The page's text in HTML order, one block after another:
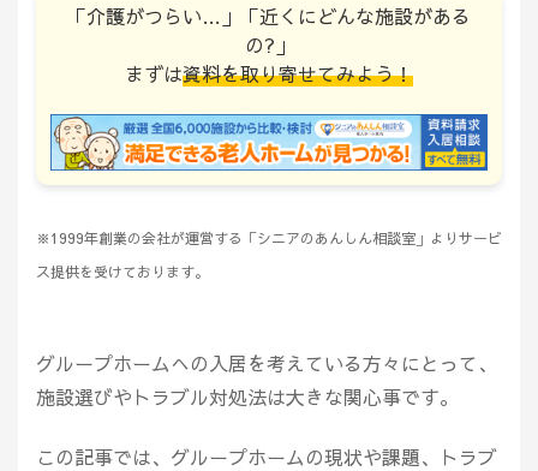
「介護がつらい…」「近くにどんな施設がある
の?」
まずは資料を取り寄せてみよう！
※1999年創業の会社が運営する「シニアのあんしん相談室」よりサービ
ス提供を受けております。
グループホームへの入居を考えている方々にとって、
施設選びやトラブル対処法は大きな関心事です。
この記事では、グループホームの現状や課題、トラブ